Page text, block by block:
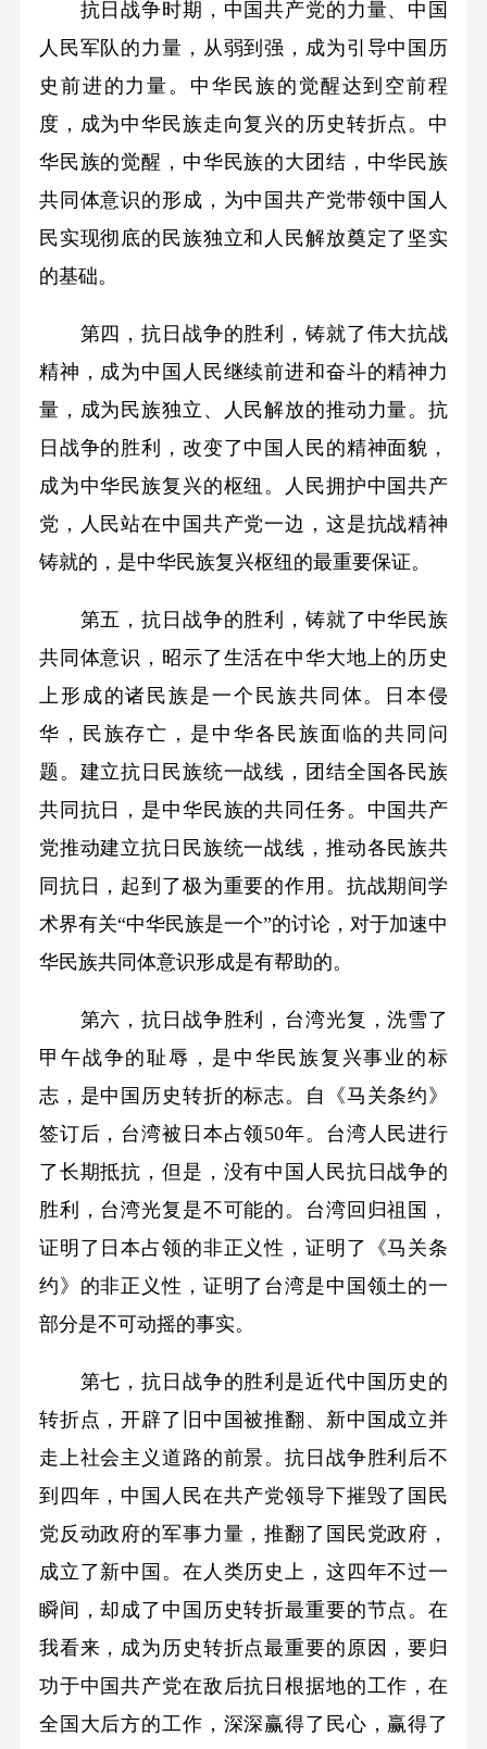
抗日战争时期，中国共产党的力量、中国
人民军队的力量，从弱到强，成为引导中国历
史前进的力量。中华民族的觉醒达到空前程
度，成为中华民族走向复兴的历史转折点。中
华民族的觉醒，中华民族的大团结，中华民族
共同体意识的形成，为中国共产党带领中国人
民实现彻底的民族独立和人民解放奠定了坚实
的基础。
第四，抗日战争的胜利，铸就了伟大抗战
精神，成为中国人民继续前进和奋斗的精神力
量，成为民族独立、人民解放的推动力量。抗
日战争的胜利，改变了中国人民的精神面貌，
成为中华民族复兴的枢纽。人民拥护中国共产
党，人民站在中国共产党一边，这是抗战精神
铸就的，是中华民族复兴枢纽的最重要保证。
第五，抗日战争的胜利，铸就了中华民族
共同体意识，昭示了生活在中华大地上的历史
上形成的诸民族是一个民族共同体。日本侵
华，民族存亡，是中华各民族面临的共同问
题。建立抗日民族统一战线，团结全国各民族
共同抗日，是中华民族的共同任务。中国共产
党推动建立抗日民族统一战线，推动各民族共
同抗日，起到了极为重要的作用。抗战期间学
术界有关“中华民族是一个”的讨论，对于加速中
华民族共同体意识形成是有帮助的。
第六，抗日战争胜利，台湾光复，洗雪了
甲午战争的耻辱，是中华民族复兴事业的标
志，是中国历史转折的标志。自《马关条约》
签订后，台湾被日本占领50年。台湾人民进行
了长期抵抗，但是，没有中国人民抗日战争的
胜利，台湾光复是不可能的。台湾回归祖国，
证明了日本占领的非正义性，证明了《马关条
约》的非正义性，证明了台湾是中国领土的一
部分是不可动摇的事实。
第七，抗日战争的胜利是近代中国历史的
转折点，开辟了旧中国被推翻、新中国成立并
走上社会主义道路的前景。抗日战争胜利后不
到四年，中国人民在共产党领导下摧毁了国民
党反动政府的军事力量，推翻了国民党政府，
成立了新中国。在人类历史上，这四年不过一
瞬间，却成了中国历史转折最重要的节点。在
我看来，成为历史转折点最重要的原因，要归
功于中国共产党在敌后抗日根据地的工作，在
全国大后方的工作，深深赢得了民心，赢得了